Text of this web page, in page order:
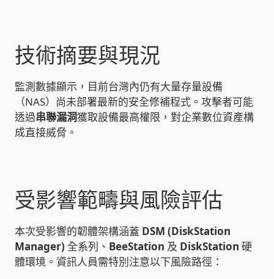
電腦資訊-實績案例
電話總機安裝維修-實績案例
聯絡我們
公益贊助、社會貢獻
家庭水電修繕
技術摘要與現況
監測數據顯示，目前台灣內仍有大量存量設備
（NAS）尚未部署最新的安全修補程式。攻擊者可能
透過串聯漏洞獲取設備最高權限，對企業數位資產構
成直接威脅。
受影響範疇與風險評估
本次受影響的韌體架構涵蓋 DSM (DiskStation
Manager) 全系列、 BeeStation 及 DiskStation 硬
體環境。資訊人員需特別注意以下風險路徑：